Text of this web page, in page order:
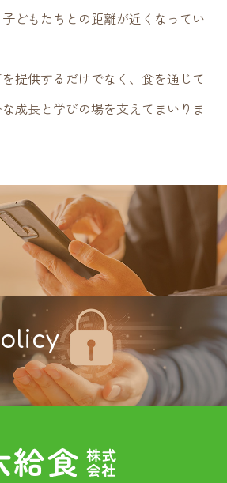
どもたちとの距離が近くなってい
提供するだけでなく、食を通じて
成長と学びの場を支えてまいりま